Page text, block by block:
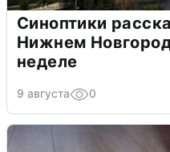
Синоптики
Нижнем
неделе
9 августа 0